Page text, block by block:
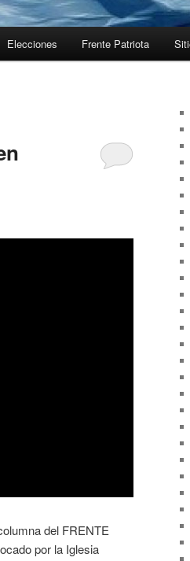
Elecciones Frente Patriota
del FRENTE
por la Iglesia